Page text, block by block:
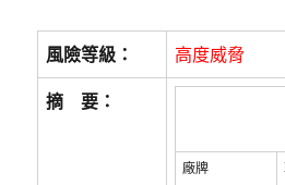
風險等級： 高度威脅
摘 要：
廠牌